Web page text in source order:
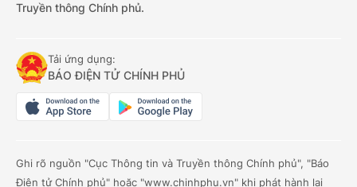
Truyền thông Chính phủ.
Tải ứng dụng:
BÁO ĐIỆN TỬ CHÍNH PHỦ
Ghi rõ nguồn "Cục Thông tin và Truyền thông Chính phủ", "Báo
Điện tử Chính phủ" hoặc "www.chinhphu.vn" khi phát hành lại